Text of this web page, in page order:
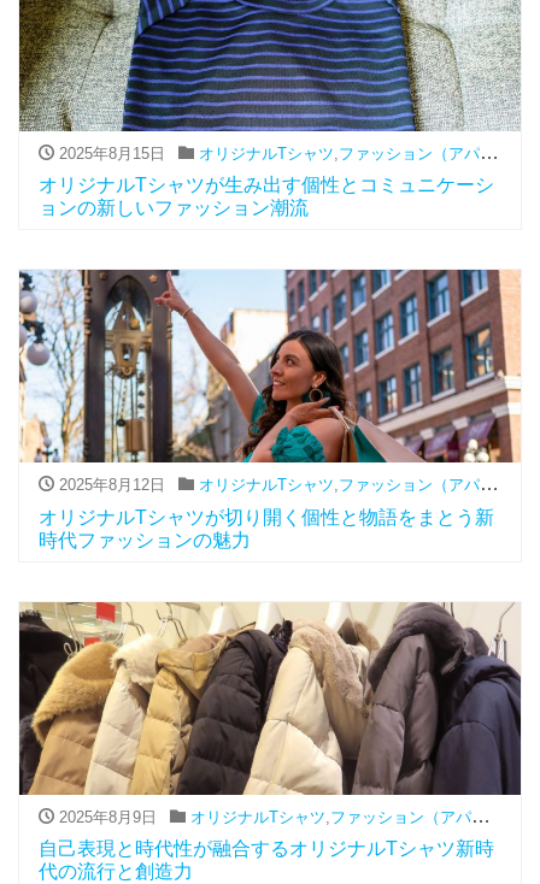
2025年8月15日 オリジナルTシャツ ファッション（アパレル関連）
オリジナルTシャツが生み出す個性とコミュニケーシ
ョンの新しいファッション潮流
2025年8月12日 オリジナルTシャツ,ファッション（アパレル関連）
オリジナルTシャツが切り開く個性と物語をまとう新
時代ファッションの魅力
2025年8月9日 オリジナルTシャツ ファッション（アパレル関連）
自己表現と時代性が融合するオリジナルTシャツ新時
代の流行と創造力